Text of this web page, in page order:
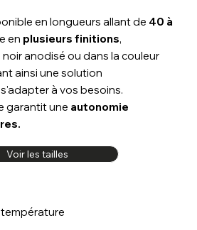
en longueurs allant de 40 à
en plusieurs finitions,
anodisé ou dans la couleur
ainsi une solution
à vos besoins.
garantit une autonomie
Voir les tailles